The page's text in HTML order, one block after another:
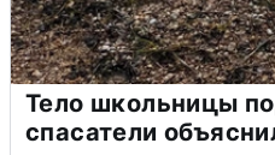
Тело школьницы
спасатели